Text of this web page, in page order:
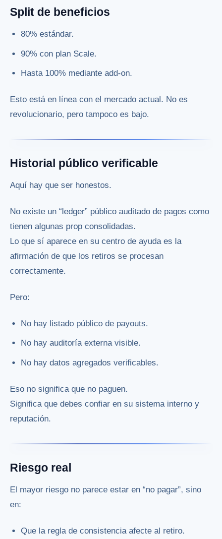
Split de beneficios
80% estándar.
90% con plan Scale.
Hasta 100% mediante add-on.
Esto está en línea con el mercado actual. No es
revolucionario, pero tampoco es bajo.
Historial público verificable
Aquí hay que ser honestos.
No existe un “ledger” público auditado de pagos como
tienen algunas prop consolidadas.
Lo que sí aparece en su centro de ayuda es la
afirmación de que los retiros se procesan
correctamente.
Pero:
No hay listado público de payouts.
No hay auditoría externa visible.
No hay datos agregados verificables.
Eso no significa que no paguen.
Significa que debes confiar en su sistema interno y
reputación.
Riesgo real
El mayor riesgo no parece estar en “no pagar”, sino
en:
Que la regla de consistencia afecte al retiro.